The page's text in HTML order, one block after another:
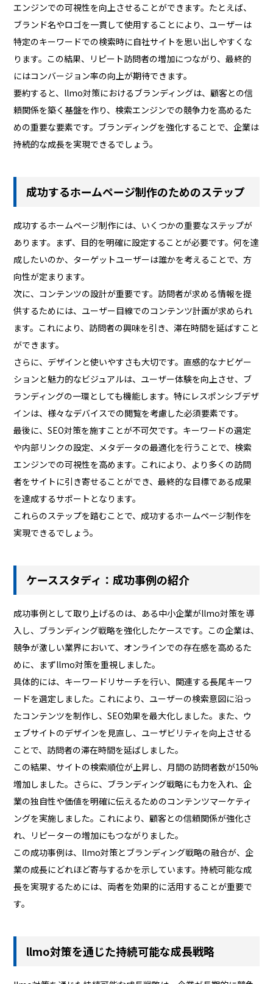
エンジンでの可視性を向上させることができます。たとえば、
ブランド名やロゴを一貫して使用することにより、ユーザーは
特定のキーワードでの検索時に自社サイトを思い出しやすくな
ります。この結果、リピート訪問者の増加につながり、最終的
にはコンバージョン率の向上が期待できます。
要約すると、llmo対策におけるブランディングは、顧客との信
頼関係を築く基盤を作り、検索エンジンでの競争力を高めるた
めの重要な要素です。ブランディングを強化することで、企業は
持続的な成長を実現できるでしょう。
成功するホームページ制作のためのステップ
成功するホームページ制作には、いくつかの重要なステップが
あります。まず、目的を明確に設定することが必要です。何を達
成したいのか、ターゲットユーザーは誰かを考えることで、方
向性が定まります。
次に、コンテンツの設計が重要です。訪問者が求める情報を提
供するためには、ユーザー目線でのコンテンツ計画が求められ
ます。これにより、訪問者の興味を引き、滞在時間を延ばすこと
ができます。
さらに、デザインと使いやすさも大切です。直感的なナビゲー
ションと魅力的なビジュアルは、ユーザー体験を向上させ、ブ
ランディングの一環としても機能します。特にレスポンシブデザ
インは、様々なデバイスでの閲覧を考慮した必須要素です。
最後に、SEO対策を施すことが不可欠です。キーワードの選定
や内部リンクの設定、メタデータの最適化を行うことで、検索
エンジンでの可視性を高めます。これにより、より多くの訪問
者をサイトに引き寄せることができ、最終的な目標である成果
を達成するサポートとなります。
これらのステップを踏むことで、成功するホームページ制作を
実現できるでしょう。
ケーススタディ：成功事例の紹介
成功事例として取り上げるのは、ある中小企業がllmo対策を導
入し、ブランディング戦略を強化したケースです。この企業は、
競争が激しい業界において、オンラインでの存在感を高めるた
めに、まずllmo対策を重視しました。
具体的には、キーワードリサーチを行い、関連する長尾キーワ
ードを選定しました。これにより、ユーザーの検索意図に沿っ
たコンテンツを制作し、SEO効果を最大化しました。また、ウ
ェブサイトのデザインを見直し、ユーザビリティを向上させる
ことで、訪問者の滞在時間を延ばしました。
この結果、サイトの検索順位が上昇し、月間の訪問者数が150%
増加しました。さらに、ブランディング戦略にも力を入れ、企
業の独自性や価値を明確に伝えるためのコンテンツマーケティ
ングを実施しました。これにより、顧客との信頼関係が強化さ
れ、リピーターの増加にもつながりました。
この成功事例は、llmo対策とブランディング戦略の融合が、企
業の成長にどれほど寄与するかを示しています。持続可能な成
長を実現するためには、両者を効果的に活用することが重要で
す。
llmo対策を通じた持続可能な成長戦略